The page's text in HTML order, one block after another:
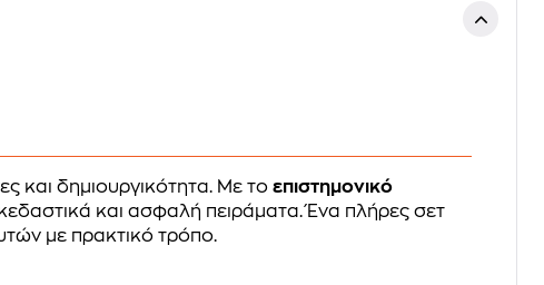
και δημιουργικότητα. Με το επιστημονικό
και ασφαλή πειράματα. Ένα πλήρες σετ
με πρακτικό τρόπο.